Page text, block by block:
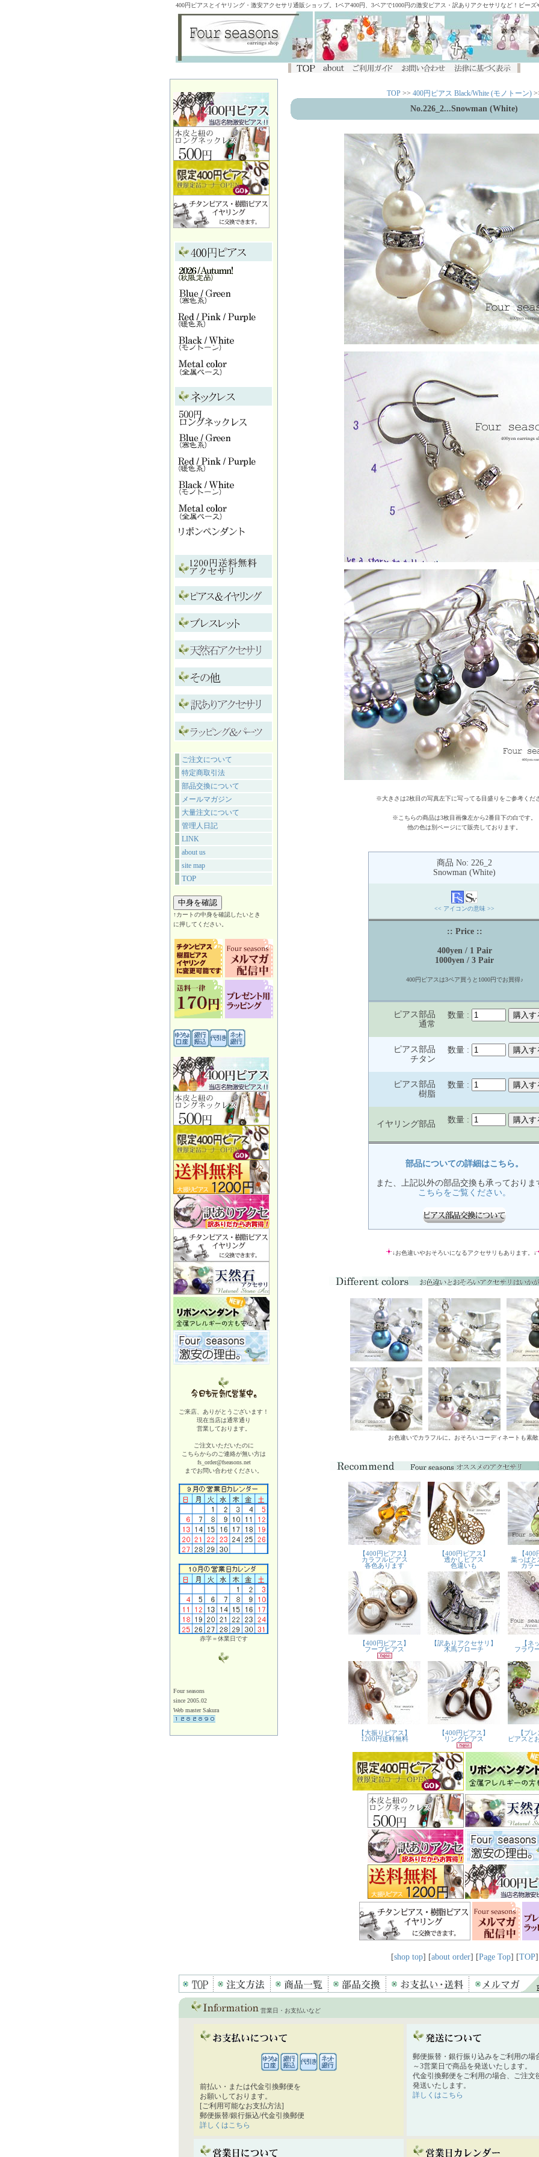
400円ピアスとイヤリング・激安アクセサリ通販ショップ。1ペア400円、3ペアで1000円の激安ピアス・訳ありアクセサリなど！ビー
ご注文について
特定商取引法
部品交換について
メールマガジン
大量注文について
管理人日記
LINK
about us
site map
TOP
↑カートの中身を確認したいとき
に押してください。
ご来店、ありがとうございます！
現在当店は通常通り
営業しております。
ご注文いただいたのに
こちらからのご連絡が無い方は
fs_order@fseasons.net
までお問い合わせください。
赤字＝休業日です
Four seasons
since 2005.02
Web master Sakura
TOP >> 400円ピアス Black/White (モノトーン)
No.226_2...Snowman (White)
※大きさは2枚目の写真左下に写ってる目盛りをご参考くだ
※こちらの商品は3枚目画像左から2番目下の白です。
他の色は別ページにて販売しております。
商品 No: 226_2
Snowman (White)
<< アイコンの意味 >>
:: Price ::
400yen / 1 Pair
1000yen / 3 Pair
400円ピアスは3ペア買うと1000円でお買得♪
ピアス部品
通常
数量 :
ピアス部品
チタン
数量 :
ピアス部品
樹脂
数量 :
イヤリング部品 数量 :
部品についての詳細はこちら。
また、上記以外の部品交換も承っておりま
こちらをご覧ください。
↓お色違いやおそろいになるアクセサリもあります。↓
お色違いでカラフルに。おそろいコーディネートも素敵
[shop top] [about order] [Page Top] [TOP]
営業日・お支払いなど
前払い・または代金引換郵便を
お願いしております。
[ご利用可能なお支払方法]
郵便振替/銀行振込/代金引換郵便
詳しくはこちら
郵便振替・銀行振り込みをご利用の場
～3営業日で商品を発送いたします。
代金引換郵便をご利用の場合、ご注文
発送いたします。
詳しくはこちら